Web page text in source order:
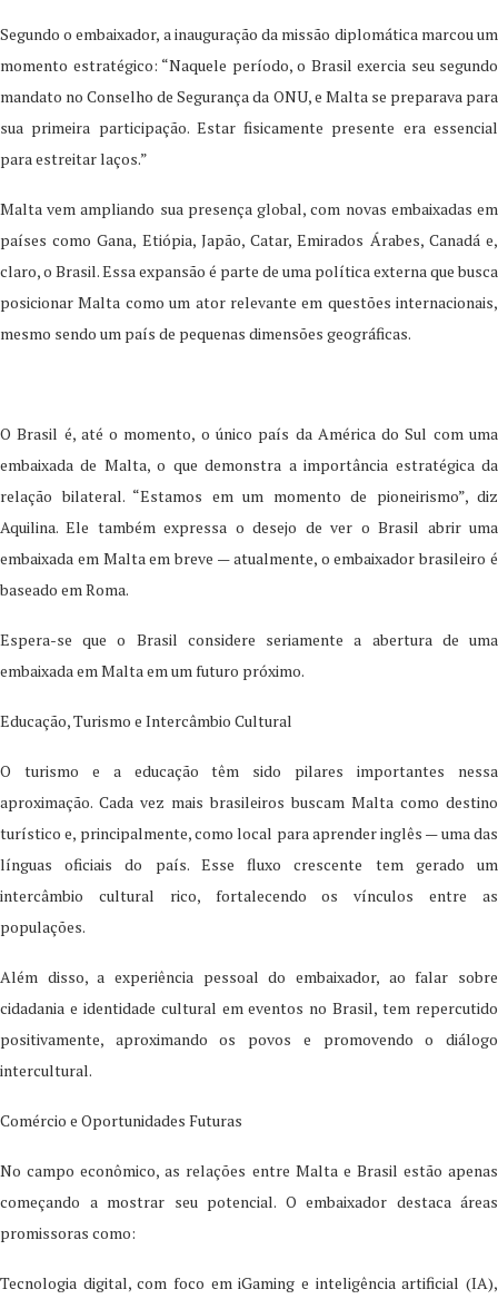
Segundo o embaixador, a inauguração da missão diplomática marcou um
momento estratégico: “Naquele período, o Brasil exercia seu segundo
mandato no Conselho de Segurança da ONU, e Malta se preparava para
sua primeira participação. Estar fisicamente presente era essencial
para estreitar laços.”
Malta vem ampliando sua presença global, com novas embaixadas em
países como Gana, Etiópia, Japão, Catar, Emirados Árabes, Canadá e,
claro, o Brasil. Essa expansão é parte de uma política externa que busca
posicionar Malta como um ator relevante em questões internacionais,
mesmo sendo um país de pequenas dimensões geográficas.
O Brasil é, até o momento, o único país da América do Sul com uma
embaixada de Malta, o que demonstra a importância estratégica da
relação bilateral. “Estamos em um momento de pioneirismo”, diz
Aquilina. Ele também expressa o desejo de ver o Brasil abrir uma
embaixada em Malta em breve — atualmente, o embaixador brasileiro é
baseado em Roma.
Espera-se que o Brasil considere seriamente a abertura de uma
embaixada em Malta em um futuro próximo.
Educação, Turismo e Intercâmbio Cultural
O turismo e a educação têm sido pilares importantes nessa
aproximação. Cada vez mais brasileiros buscam Malta como destino
turístico e, principalmente, como local para aprender inglês — uma das
línguas oficiais do país. Esse fluxo crescente tem gerado um
intercâmbio cultural rico, fortalecendo os vínculos entre as
populações.
Além disso, a experiência pessoal do embaixador, ao falar sobre
cidadania e identidade cultural em eventos no Brasil, tem repercutido
positivamente, aproximando os povos e promovendo o diálogo
intercultural.
Comércio e Oportunidades Futuras
No campo econômico, as relações entre Malta e Brasil estão apenas
começando a mostrar seu potencial. O embaixador destaca áreas
promissoras como:
Tecnologia digital, com foco emiGaming e inteligência artificial (IA),